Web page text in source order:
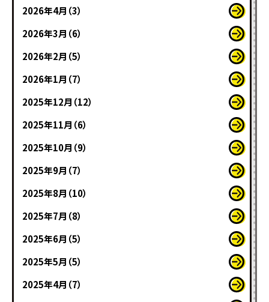
2026年4月（3）
2026年3月（6）
2026年2月（5）
2026年1月（7）
2025年12月（12）
2025年11月（6）
2025年10月（9）
2025年9月（7）
2025年8月（10）
2025年7月（8）
2025年6月（5）
2025年5月（5）
2025年4月（7）